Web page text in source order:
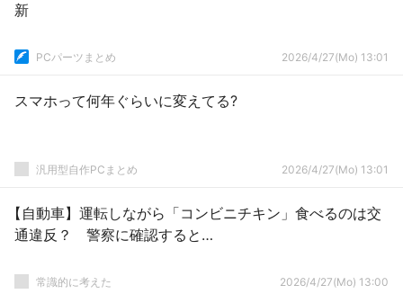
新
PCパーツまとめ 2026/4/27(Mo) 13:01
スマホって何年ぐらいに変えてる?
汎用型自作PCまとめ 2026/4/27(Mo) 13:01
【自動車】運転しながら「コンビニチキン」食べるのは交
通違反？ 警察に確認すると…
常識的に考えた 2026/4/27(Mo) 13:00